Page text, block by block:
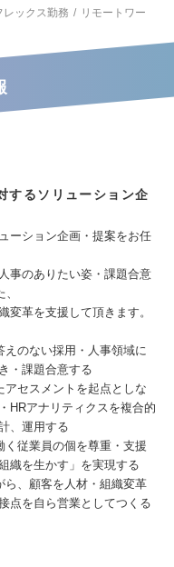
レックス勤務
リモートワー
するソリューション企
ーション企画・提案をお任
事のありたい姿・課題合意
変革を支援して頂きます。
のない採用・人事領域に
・課題合意する
セスメントを起点としな
HRアナリティクスを複合的
、運用する
従業員の個を尊重・支援
織を生かす」を実現する
、顧客を人材・組織変革
点を自ら営業としてつくる